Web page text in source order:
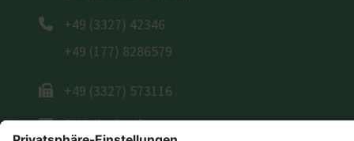
+49 (3327) 42346
+49 (177) 8286579
+49 (3327) 573116
E-Mail schreiben